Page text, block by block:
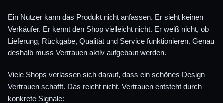
Ein Nutzer kann das Produkt nicht anfassen. Er sieht keinen
Verkäufer. Er kennt den Shop vielleicht nicht. Er weiß nicht, ob
Lieferung, Rückgabe, Qualität und Service funktionieren. Genau
deshalb muss Vertrauen aktiv aufgebaut werden.
Viele Shops verlassen sich darauf, dass ein schönes Design
Vertrauen schafft. Das reicht nicht. Vertrauen entsteht durch
konkrete Signale: